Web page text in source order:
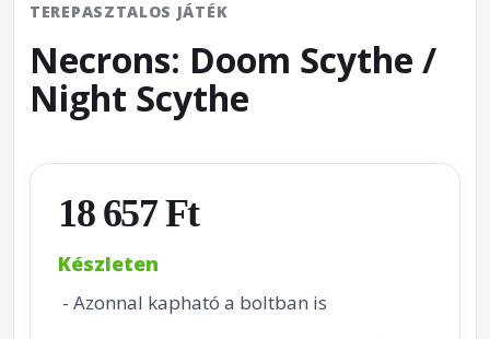
TEREPASZTALOS JÁTÉK
Necrons: Doom Scythe /
Night Scythe
18 657 Ft
Készleten
- Azonnal kapható a boltban is